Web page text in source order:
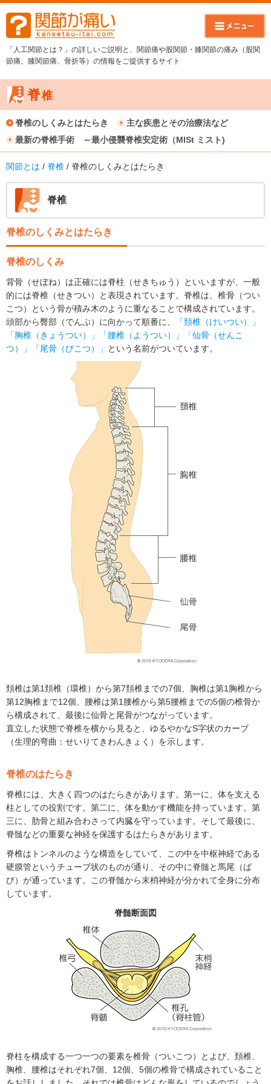
「人工関節とは？」の詳しいご説明と、関節痛や股関節・膝関節の痛み（股関
節痛、膝関節痛、骨折等）の情報をご提供するサイト
脊椎
脊椎のしくみとはたらき
主な疾患とその治療法など
最新の脊椎手術 ～最小侵襲脊椎安定術（MISt ミスト)
関節とは / 脊椎 / 脊椎のしくみとはたらき
脊椎
脊椎のしくみとはたらき
脊椎のしくみ
背骨（せぼね）は正確には脊柱（せきちゅう）といいますが、一般
的には脊椎（せきつい）と表現されています。脊椎は、椎骨（つい
こつ）という骨が積み木のように重なることで構成されています。
頭部から臀部（でんぶ）に向かって順番に、
「頚椎（けいつい）」
「胸椎（きょうつい）」
「腰椎（ようつい）」
「仙骨（せんこ
つ）」
「尾骨（びこつ）」 という名前がついています。
頚椎は第1頚椎（環椎）から第7頚椎までの7個、胸椎は第1胸椎から
第12胸椎まで12個、腰椎は第1腰椎から第5腰椎までの5個の椎骨か
ら構成されて、最後に仙骨と尾骨がつながっています。
直立した状態で脊椎を横から見ると、ゆるやかなS字状のカーブ
（生理的弯曲：せいりてきわんきょく）を示します。
脊椎のはたらき
脊椎には、大きく四つのはたらきがあります。第一に、体を支える
柱としての役割です。第二に、体を動かす機能を持っています。第
三に、肋骨と組み合わさって内臓を守っています。そして最後に、
脊髄などの重要な神経を保護するはたらきがあります。
脊椎はトンネルのような構造をしていて、この中を中枢神経である
硬膜管というチューブ状のものが通り、その中に脊髄と馬尾（ば
び）が通っています。この脊髄から末梢神経が分かれて全身に分布
しています。
脊髄断面図
脊柱を構成する一つ一つの要素を椎骨（ついこつ）とよび、頚椎、
胸椎、腰椎はそれぞれ7個、12個、5個の椎骨で構成されていること